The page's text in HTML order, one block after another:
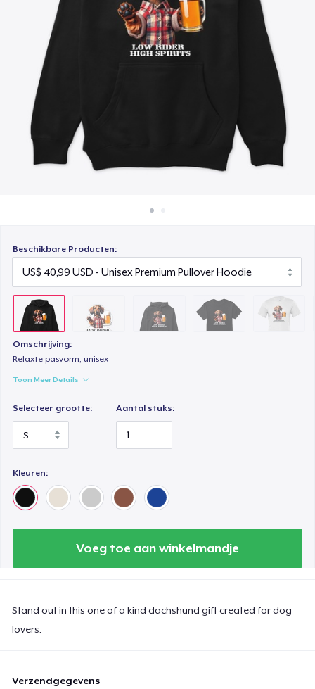
Verkoop overal
Beschikbare Producten:
Omschrijving:
Relaxte pasvorm, unisex
Toon Meer Details
Selecteer grootte: Aantal stuks:
Kleuren:
Voeg toe aan winkelmandje
Stand out in this one of a kind dachshund gift created for dog
lovers.
Verzendgegevens
Unisex Classic Pullover Hoodie
US$ 21,99
US$ 32,99
Women's Classic Tee
US$ 24,99
US$ 30,99